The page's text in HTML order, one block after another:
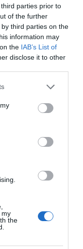
parties prior to
of the further
third parties on the
information may
the IAB’s List of
disclose it to other
or more Google
You may click to
third-party tags to
in below Google
my
the
των
των
κατέγραψαν
ευρώ και οι
του
του
αύξηση κατά
τους σε